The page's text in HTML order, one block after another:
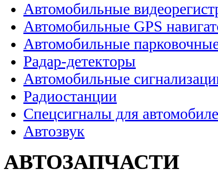
Автомобильные
Автомобильные GPS
Автомобильные
Радар-детекторы
Автомобильные
Радиостанции
Спецсигналы для
Автозвук
АВТОЗАПЧАСТИ